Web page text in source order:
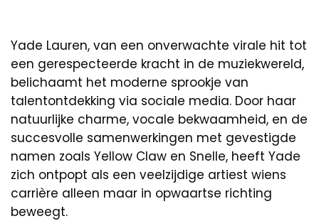
Yade Lauren, van een onverwachte virale hit tot
een gerespecteerde kracht in de muziekwereld,
belichaamt het moderne sprookje van
talentontdekking via sociale media. Door haar
natuurlijke charme, vocale bekwaamheid, en de
succesvolle samenwerkingen met gevestigde
namen zoals Yellow Claw en Snelle, heeft Yade
zich ontpopt als een veelzijdige artiest wiens
carrière alleen maar in opwaartse richting
beweegt.